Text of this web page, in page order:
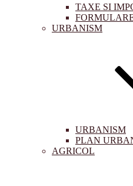
TAXE SI
URBANISM
URBANISM
PLAN
AGRICOL